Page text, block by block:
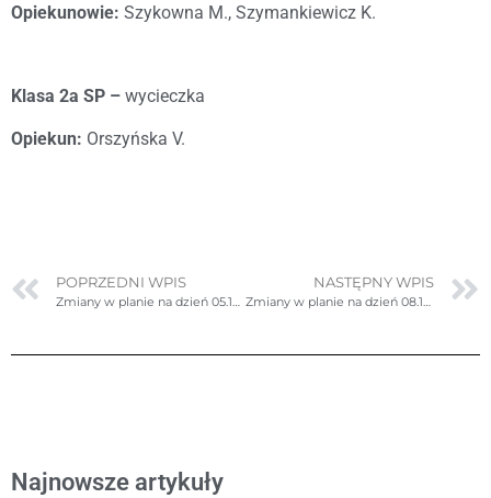
Opiekunowie: Szykowna M., Szymankiewicz K.
Klasa 2a SP – wycieczka
Opiekun: Orszyńska V.
POPRZEDNI WPIS
Zmiany w planie na dzień 05.12.2025r. (piątek)
NASTĘPNY WPIS
Zmiany w planie na dzień 08.12.2025r. (poniedziałek)
Najnowsze artykuły